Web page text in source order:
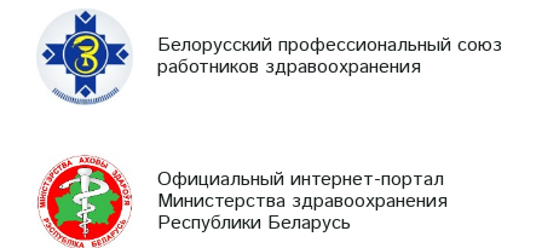
Белорусский профессиональный союз
работников здравоохранения
Официальный интернет-портал
Министерства здравоохранения
Республики Беларусь